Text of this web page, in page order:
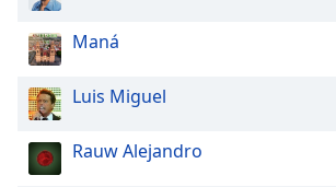
Maná
Luis Miguel
Rauw Alejandro